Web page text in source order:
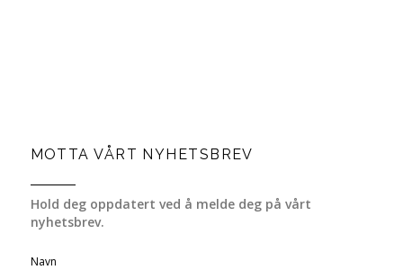
MOTTA VÅRT NYHETSBREV
Hold deg oppdatert ved å melde deg på vårt
nyhetsbrev.
Navn